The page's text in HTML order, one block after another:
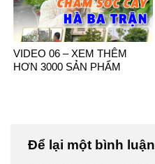
VIDEO 06 – XEM THÊM
HƠN 3000 SẢN PHẨM
Để lại một bình luận